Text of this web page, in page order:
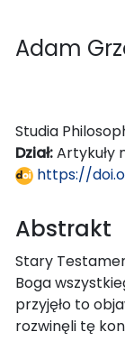
Adam
Studia
Dział:Artykuły
https://
Abstrakt
Stary
Boga
przyjęło to
rozwinęli tę